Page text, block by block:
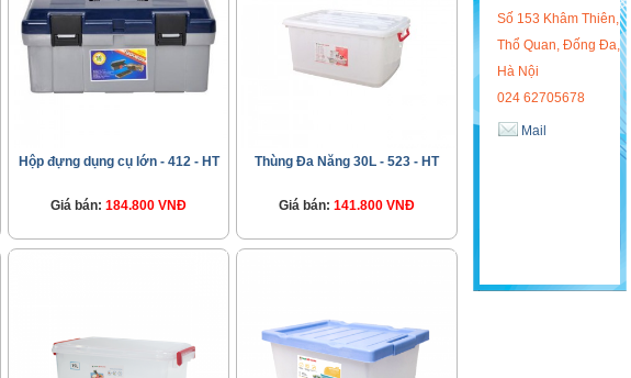
Số 153 Khâm Thiên,
Thổ Quan, Đống Đa,
Hà Nội
024 62705678
Mail
Hộp đựng dụng cụ lớn - 412 - HT
Giá bán: 184.800 VNĐ
Thùng Đa Năng 30L - 523 - HT
Giá bán: 141.800 VNĐ